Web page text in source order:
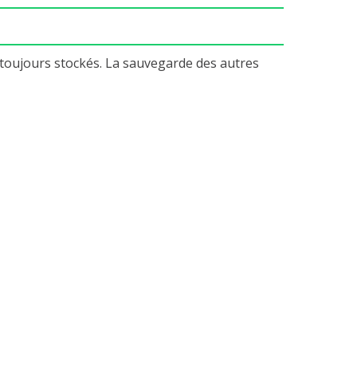
stockés. La sauvegarde des autres